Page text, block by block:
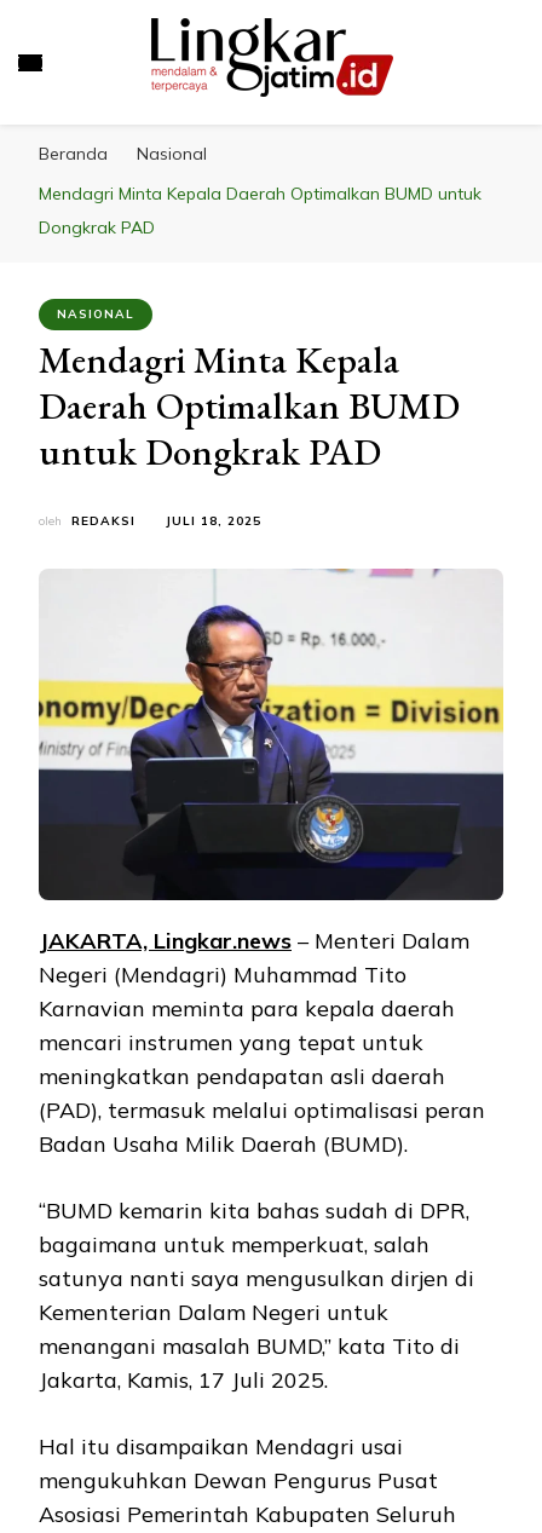
Beranda
Nasional
Mendagri Minta Kepala Daerah Optimalkan BUMD untuk
Dongkrak PAD
NASIONAL
Mendagri Minta Kepala
Daerah Optimalkan BUMD
untuk Dongkrak PAD
oleh REDAKSI JULI 18, 2025
JAKARTA, Lingkar.news – Menteri Dalam
Negeri (Mendagri) Muhammad Tito
Karnavian meminta para kepala daerah
mencari instrumen yang tepat untuk
meningkatkan pendapatan asli daerah
(PAD), termasuk melalui optimalisasi peran
Badan Usaha Milik Daerah (BUMD).
“BUMD kemarin kita bahas sudah di DPR,
bagaimana untuk memperkuat, salah
satunya nanti saya mengusulkan dirjen di
Kementerian Dalam Negeri untuk
menangani masalah BUMD,” kata Tito di
Jakarta, Kamis, 17 Juli 2025.
Hal itu disampaikan Mendagri usai
mengukuhkan Dewan Pengurus Pusat
Asosiasi Pemerintah Kabupaten Seluruh